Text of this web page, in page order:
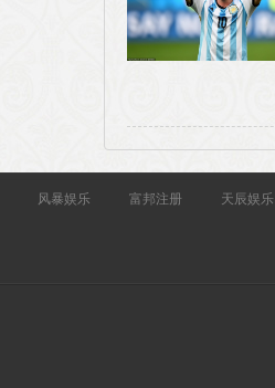
风暴娱乐 富邦注册 天辰娱乐